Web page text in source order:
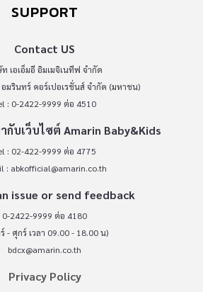
SUPPORT
Contact US
เอเอ็มอี อิมเมจิเนทีฟ จำกัด
มรินทร์ คอร์เปอเรชั่นส์ จำกัด (มหาชน)
: 0-2422-9999 ต่อ 4510
บเว็บไซต์ Amarin Baby&Kids
: 02-422-9999 ต่อ 4775
: abkofficial@amarin.co.th
issue or send feedback
0-2422-9999 ต่อ 4180
- ศุกร์ เวลา 09.00 - 18.00 น)
bdcx@amarin.co.th
Privacy Policy